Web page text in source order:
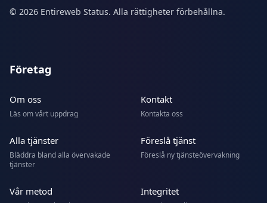
© 2026 Entireweb Status. Alla rättigheter förbehållna.
Företag
Om oss
Läs om vårt uppdrag
Kontakt
Kontakta oss
Alla tjänster
Bläddra bland alla övervakade
tjänster
Föreslå tjänst
Föreslå ny tjänsteövervakning
Vår metod Integritet